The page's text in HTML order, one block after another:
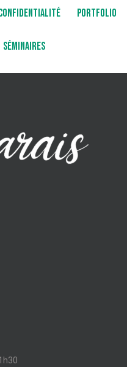
PORTFOLIO
SÉMINAIRES